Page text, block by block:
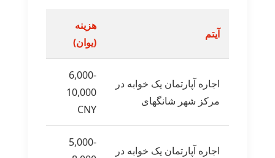
آیتم
هزینه
(یوان)
اجاره آپارتمان یک خوابه در
مرکز شهر شانگهای
6,000-
10,000
CNY
اجاره آپارتمان یک خوابه در
5,000-